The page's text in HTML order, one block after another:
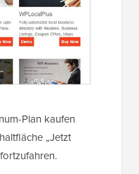
Plan kaufen
„Jetzt